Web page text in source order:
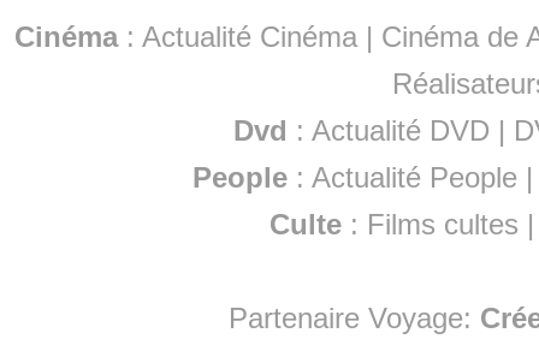
Cinéma: Actualité Cinéma | Cinéma de
Dvd : Actualité DVD |
People :Actualité People
Culte : Films cultes
Partenaire Voyage: